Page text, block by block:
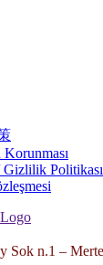
Politikası
Sok n.1 –